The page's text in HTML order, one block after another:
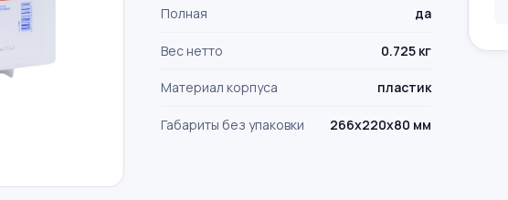
Полная да
Вес нетто 0.725 кг
Материал корпуса пластик
Габариты без упаковки 266х220х80 мм